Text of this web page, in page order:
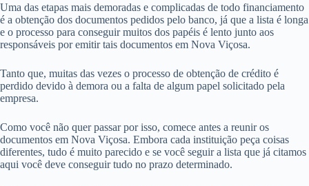
Uma das etapas mais demoradas e complicadas de todo financiamento
é a obtenção dos documentos pedidos pelo banco, já que a lista é longa
e o processo para conseguir muitos dos papéis é lento junto aos
responsáveis por emitir tais documentos em Nova Viçosa.
Tanto que, muitas das vezes o processo de obtenção de crédito é
perdido devido à demora ou a falta de algum papel solicitado pela
empresa.
Como você não quer passar por isso, comece antes a reunir os
documentos em Nova Viçosa. Embora cada instituição peça coisas
diferentes, tudo é muito parecido e se você seguir a lista que já citamos
aqui você deve conseguir tudo no prazo determinado.